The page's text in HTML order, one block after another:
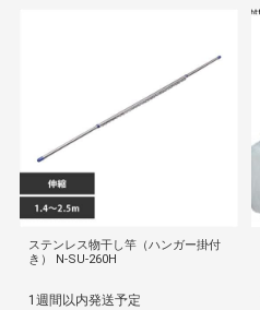
ステンレス物干し竿（ハンガー掛付
き） N-SU-260H
1週間以内発送予定